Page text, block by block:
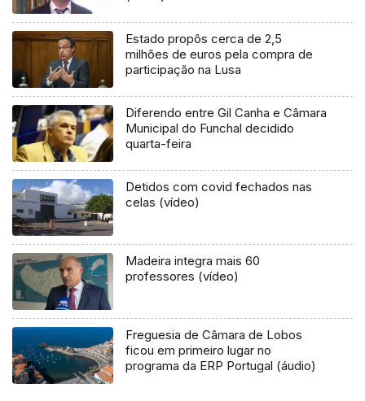
Estado propôs cerca de 2,5
milhões de euros pela compra de
participação na Lusa
Diferendo entre Gil Canha e Câmara
Municipal do Funchal decidido
quarta-feira
Detidos com covid fechados nas
celas (vídeo)
Madeira integra mais 60
professores (vídeo)
Freguesia de Câmara de Lobos
ficou em primeiro lugar no
programa da ERP Portugal (áudio)